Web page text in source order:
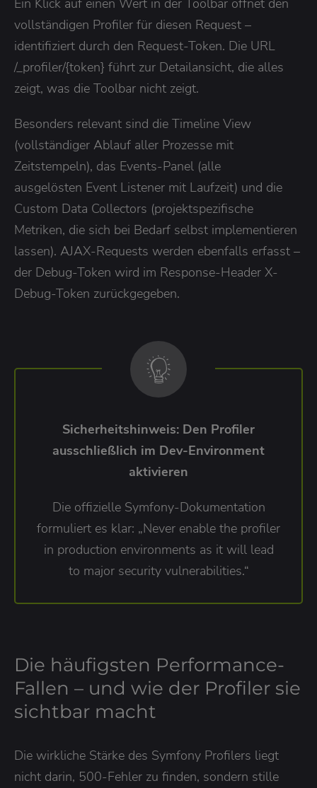
Ein Klick auf einen Wert in der Toolbar öffnet den
vollständigen Profiler für diesen Request –
identifiziert durch den Request-Token. Die URL
/_profiler/{token} führt zur Detailansicht, die alles
zeigt, was die Toolbar nicht zeigt.
Besonders relevant sind die Timeline View
(vollständiger Ablauf aller Prozesse mit
Zeitstempeln), das Events-Panel (alle
ausgelösten Event Listener mit Laufzeit) und die
Custom Data Collectors (projektspezifische
Metriken, die sich bei Bedarf selbst implementieren
lassen). AJAX-Requests werden ebenfalls erfasst –
der Debug-Token wird im Response-Header X-
Debug-Token zurückgegeben.
Sicherheitshinweis: Den Profiler
ausschließlich im Dev-Environment
aktivieren
Die offizielle Symfony-Dokumentation
formuliert es klar: „Never enable the profiler
in production environments as it will lead
to major security vulnerabilities.“
Die häufigsten Performance-
Fallen – und wie der Profiler sie
sichtbar macht
Die wirkliche Stärke des Symfony Profilers liegt
nicht darin, 500-Fehler zu finden, sondern stille